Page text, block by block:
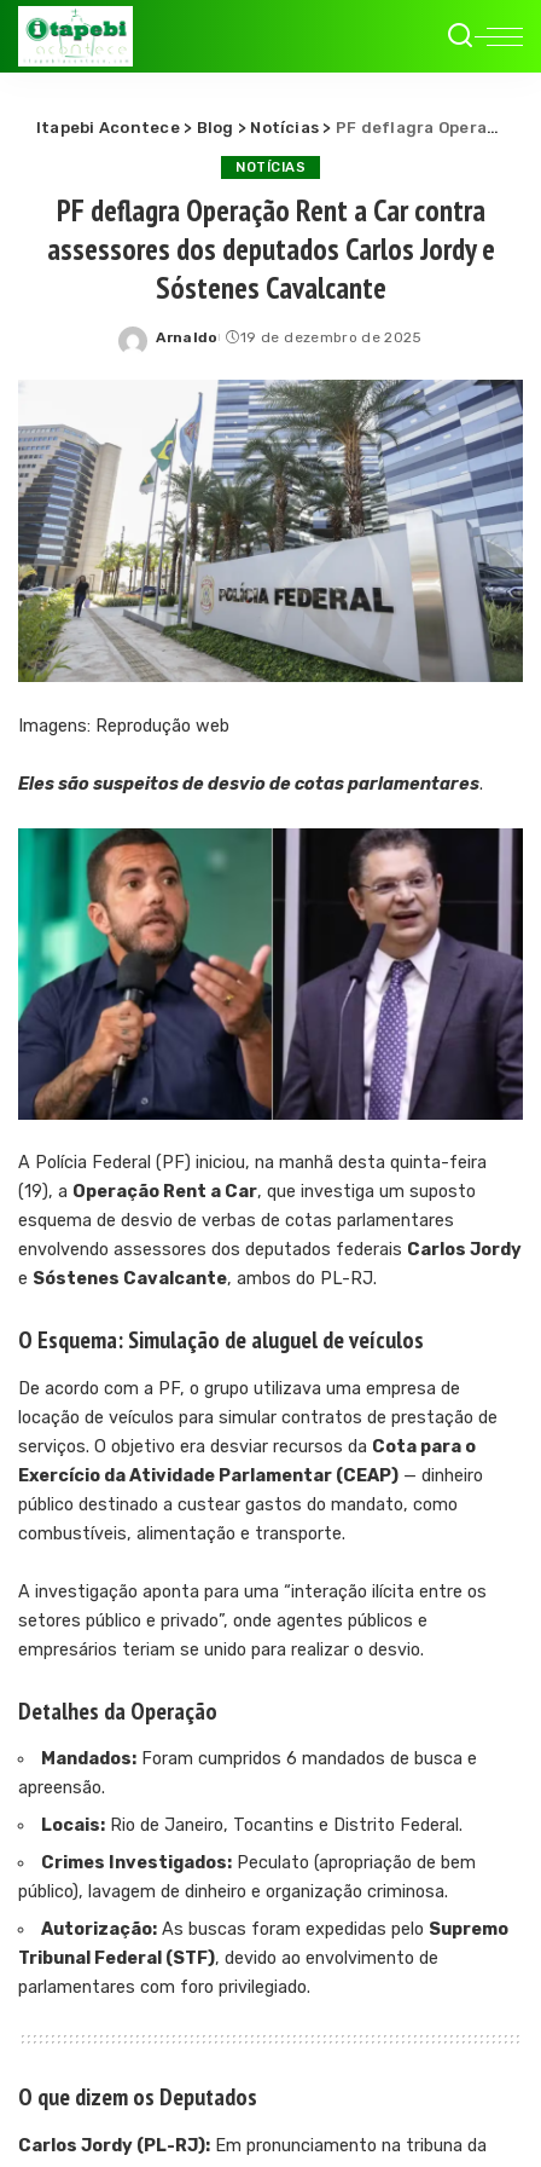
Itapebi Acontece> Blog > Notícias > PF deflagra Operação Rent a Car contra assessores dos deputados Carlos Jordy e Sóstenes Cavalcante
NOTÍCIAS
PF deflagra Operação Rent a Car contra
assessores dos deputados Carlos Jordy e
Sóstenes Cavalcante
Posted
Arnaldo 19 de dezembro de 2025
Imagens: Reprodução web
Eles são suspeitos de desvio de cotas parlamentares.
A Polícia Federal (PF) iniciou, na manhã desta quinta-feira
(19), a Operação Rent a Car, que investiga um suposto
esquema de desvio de verbas de cotas parlamentares
envolvendo assessores dos deputados federais Carlos Jordy
e Sóstenes Cavalcante, ambos do PL-RJ.
O Esquema: Simulação de aluguel de veículos
De acordo com a PF, o grupo utilizava uma empresa de
locação de veículos para simular contratos de prestação de
serviços. O objetivo era desviar recursos da Cota para o
Exercício da Atividade Parlamentar (CEAP) — dinheiro
público destinado a custear gastos do mandato, como
combustíveis, alimentação e transporte.
A investigação aponta para uma “interação ilícita entre os
setores público e privado”, onde agentes públicos e
empresários teriam se unido para realizar o desvio.
Detalhes da Operação
Mandados: Foram cumpridos 6 mandados de busca e
apreensão.
Locais: Rio de Janeiro, Tocantins e Distrito Federal.
Crimes Investigados: Peculato (apropriação de bem
público), lavagem de dinheiro e organização criminosa.
Autorização: As buscas foram expedidas pelo Supremo
Tribunal Federal (STF), devido ao envolvimento de
parlamentares com foro privilegiado.
O que dizem os Deputados
Carlos Jordy (PL-RJ): Em pronunciamento na tribuna da